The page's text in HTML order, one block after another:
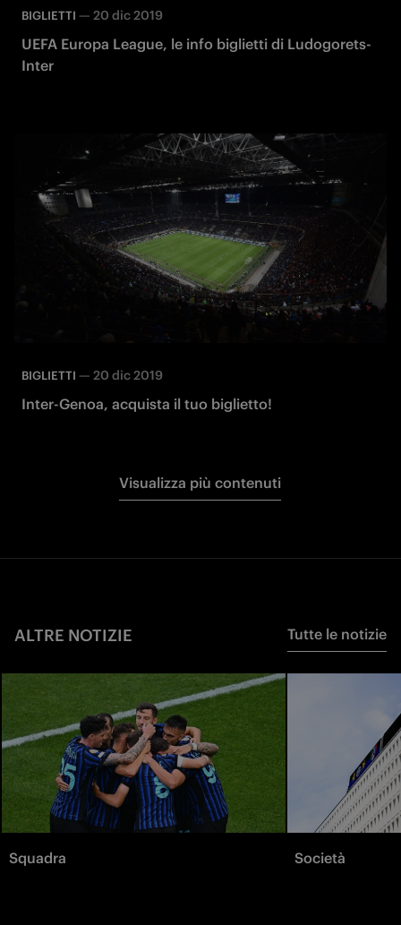
BIGLIETTI — 20 dic 2019
UEFA Europa League, le info biglietti di Ludogorets-
Inter
BIGLIETTI — 20 dic 2019
Inter-Genoa, acquista il tuo biglietto!
Visualizza più contenuti
ALTRE NOTIZIE Tutte le notizie
Squadra Società